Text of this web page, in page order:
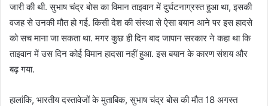
जारी की थी. सुभाष चंद्र बोस का विमान ताइवान में दुर्घटनाग्रस्त हुआ था, इसकी
वजह से उनकी मौत हो गई. किसी देश की संस्था से ऐसा बयान आने पर इस हादसे
को सच माना जा सकता था. मगर कुछ ही दिन बाद जापान सरकार ने कहा था कि
ताइवान में उस दिन कोई विमान हादसा नहीं हुआ. इस बयान के कारण संशय और
बढ़ गया.
हालांकि, भारतीय दस्तावेजों के मुताबिक, सुभाष चंद्र बोस की मौत 18 अगस्त